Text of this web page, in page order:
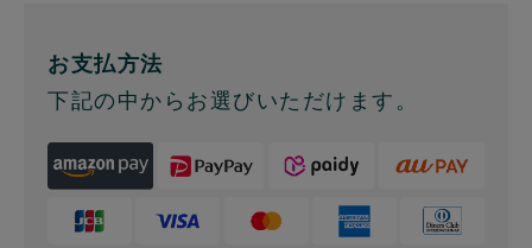
お支払方法
下記の中からお選びいただけます。